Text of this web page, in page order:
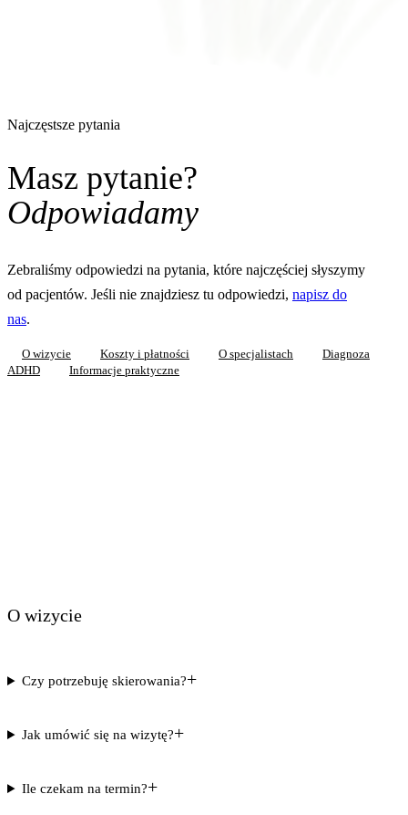
Najczęstsze pytania
Masz pytanie?
Odpowiadamy
Zebraliśmy odpowiedzi na pytania, które najczęściej słyszymy
od pacjentów. Jeśli nie znajdziesz tu odpowiedzi, napisz do
nas.
O wizycie Koszty i płatności O specjalistach
Diagnoza
ADHD
Informacje praktyczne
O wizycie
Czy potrzebuję skierowania?+
Jak umówić się na wizytę?+
Ile czekam na termin?+